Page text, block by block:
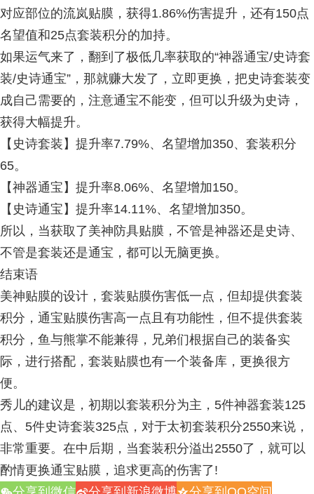
对应部位的流岚贴膜，获得1.86%伤害提升，还有150点
名望值和25点套装积分的加持。
如果运气来了，翻到了极低几率获取的“神器通宝/史诗套
装/史诗通宝”，那就赚大发了，立即更换，把史诗套装变
成自己需要的，注意通宝不能变，但可以升级为史诗，
获得大幅提升。
【史诗套装】提升率7.79%、名望增加350、套装积分
65。
【神器通宝】提升率8.06%、名望增加150。
【史诗通宝】提升率14.11%、名望增加350。
所以，当获取了美神防具贴膜，不管是神器还是史诗、
不管是套装还是通宝，都可以无脑更换。
结束语
美神贴膜的设计，套装贴膜伤害低一点，但却提供套装
积分，通宝贴膜伤害高一点且有功能性，但不提供套装
积分，鱼与熊掌不能兼得，兄弟们根据自己的装备实
际，进行搭配，套装贴膜也有一个装备库，更换很方
便。
秀儿的建议是，初期以套装积分为主，5件神器套装125
点、5件史诗套装325点，对于太初套装积分2550来说，
非常重要。在中后期，当套装积分溢出2550了，就可以
酌情更换通宝贴膜，追求更高的伤害了!